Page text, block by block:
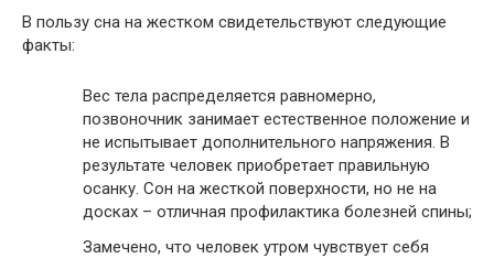
В пользу сна на жестком свидетельствуют следующие
факты:
Вес тела распределяется равномерно,
позвоночник занимает естественное положение и
не испытывает дополнительного напряжения. В
результате человек приобретает правильную
осанку. Сон на жесткой поверхности, но не на
досках – отличная профилактика болезней спины;
Замечено, что человек утром чувствует себя